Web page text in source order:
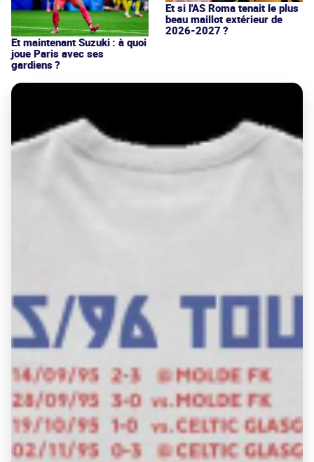
Et maintenant Suzuki : à quoi
joue Paris avec ses
gardiens ?
Et si l'AS Roma tenait le plus
beau maillot extérieur de
2026-2027 ?